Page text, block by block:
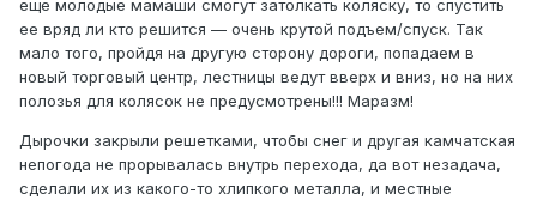
еще молодые мамаши смогут затолкать коляску, то спустить
ее вряд ли кто решится — очень крутой подъем/спуск. Так
мало того, пройдя на другую сторону дороги, попадаем в
новый торговый центр, лестницы ведут вверх и вниз, но на них
полозья для колясок не предусмотрены!!! Маразм!
Дырочки закрыли решетками, чтобы снег и другая камчатская
непогода не прорывалась внутрь перехода, да вот незадача,
сделали их из какого-то хлипкого металла, и местные